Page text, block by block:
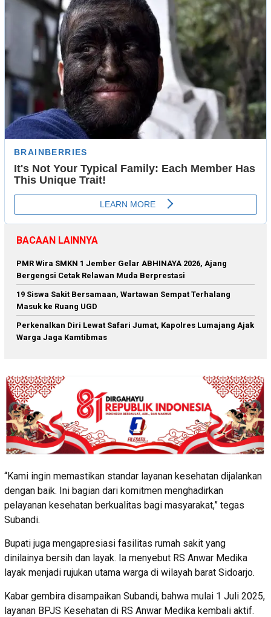
BACAAN LAINNYA
PMR Wira SMKN 1 Jember Gelar ABHINAYA 2026, Ajang
Bergengsi Cetak Relawan Muda Berprestasi
19 Siswa Sakit Bersamaan, Wartawan Sempat Terhalang
Masuk ke Ruang UGD
Perkenalkan Diri Lewat Safari Jumat, Kapolres Lumajang Ajak
Warga Jaga Kamtibmas
“Kami ingin memastikan standar layanan kesehatan dijalankan
dengan baik. Ini bagian dari komitmen menghadirkan
pelayanan kesehatan berkualitas bagi masyarakat,” tegas
Subandi.
Bupati juga mengapresiasi fasilitas rumah sakit yang
dinilainya bersih dan layak. Ia menyebut RS Anwar Medika
layak menjadi rujukan utama warga di wilayah barat Sidoarjo.
Kabar gembira disampaikan Subandi, bahwa mulai 1 Juli 2025,
layanan BPJS Kesehatan di RS Anwar Medika kembali aktif.